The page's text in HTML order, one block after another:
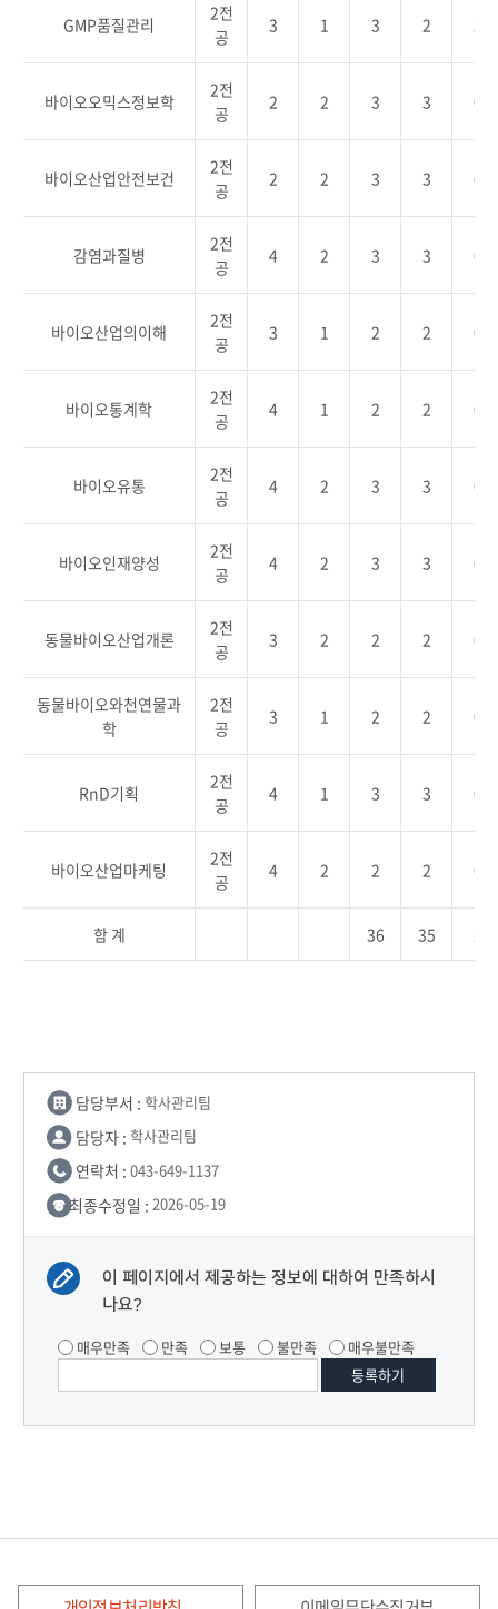
GMP품질관리
2전
공
3 1 3 2 2
바이오오믹스정보학
2전
공
2 2 3 3 0
바이오산업안전보건
2전
공
2 2 3 3 0
감염과질병
2전
공
4 2 3 3 0
바이오산업의이해
2전
공
3 1 2 2 0
바이오통계학
2전
공
4 1 2 2 0
바이오유통
2전
공
4 2 3 3 0
바이오인재양성
2전
공
4 2 3 3 0
동물바이오산업개론
2전
공
3 2 2 2 0
동물바이오와천연물과
학
2전
공
3 1 2 2 0
RnD기획
2전
공
4 1 3 3 0
바이오산업마케팅
2전
공
4 2 2 2 0
함 계 36 35 2
담당부서 : 학사관리팀
담당자 : 학사관리팀
연락처 : 043-649-1137
최종수정일 : 2026-05-19
이 페이지에서 제공하는 정보에 대하여 만족하시
나요?
매우만족 만족 보통 불만족 매우불만족